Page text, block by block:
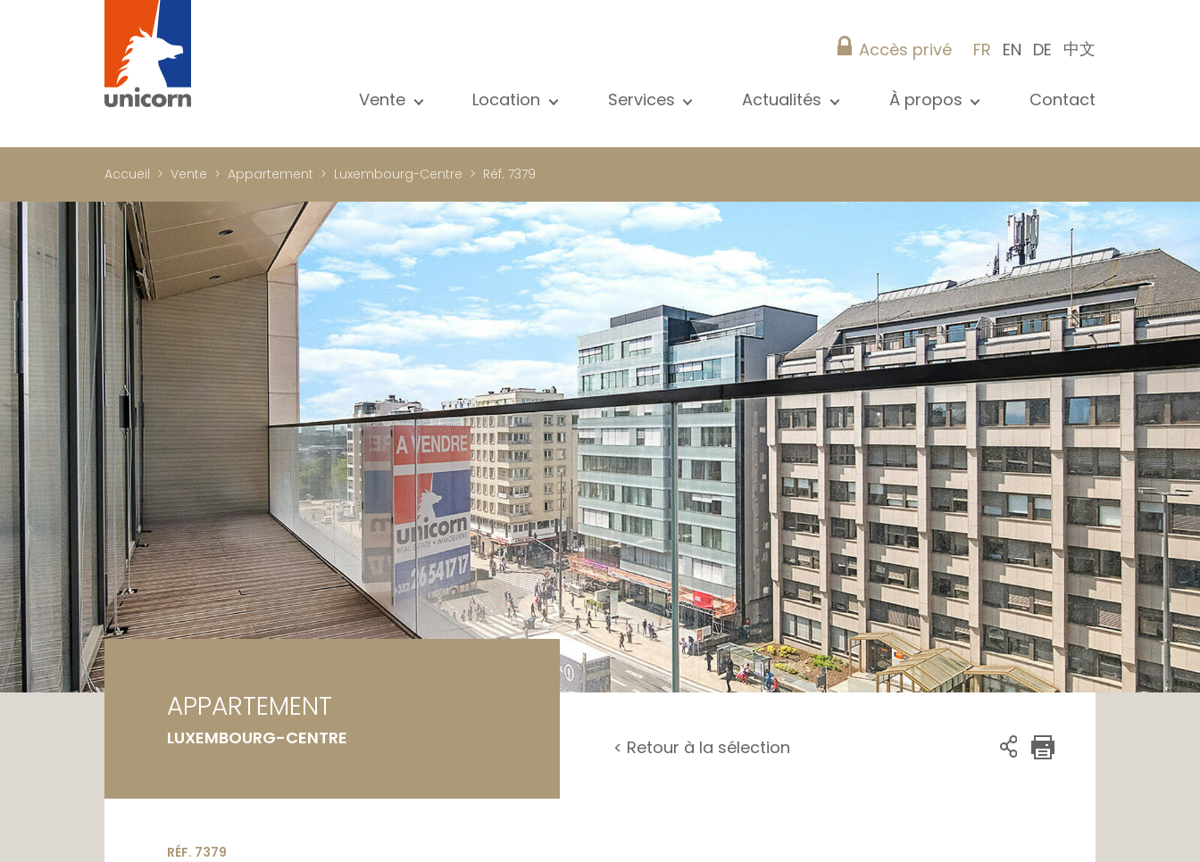
Accès privé FR EN DE 中文
Vente
Projets neufs
Propriétés de luxe
International
Immeuble de rapport
Bureau
Commerce
Garage / Parking
Terrain
Location
Propriétés de luxe
International
Bureau
Commerce
Garage / Parking
Services
Recherche
Accès privé
Gestion locative
Gérance d'immeubles / syndic
Actualités
À propos
Conseils pratiques
Carrière
Contact
Accueil Vente Appartement Luxembourg-Centre Réf. 7379
APPARTEMENT
LUXEMBOURG-CENTRE < Retour à la sélection
RÉF. 7379